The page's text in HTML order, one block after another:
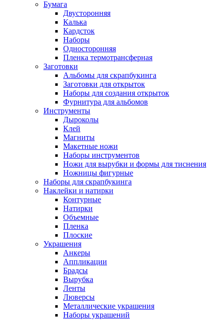
Бумага
Двусторонняя
Калька
Кардсток
Наборы
Односторонняя
Пленка термотрансферная
Заготовки
Альбомы для скрапбукинга
Заготовки для открыток
Наборы для создания открыток
Фурнитура для альбомов
Инструменты
Дыроколы
Клей
Магниты
Макетные ножи
Наборы инструментов
Ножи для вырубки и формы для тиснения
Ножницы фигурные
Наборы для скрапбукинга
Наклейки и натирки
Контурные
Натирки
Объемные
Пленка
Плоские
Украшения
Анкеры
Аппликации
Брадсы
Вырубка
Ленты
Люверсы
Металлические украшения
Наборы украшений